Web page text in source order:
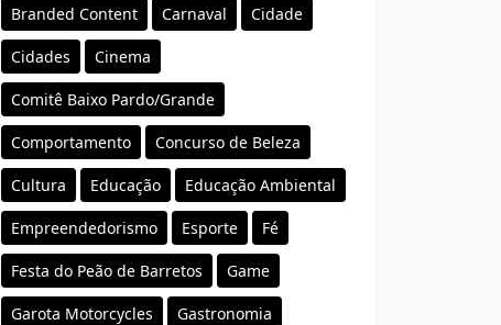
Branded Content Carnaval Cidade
Cidades Cinema
Comitê Baixo Pardo/Grande
Comportamento Concurso de Beleza
Cultura Educação Educação Ambiental
Empreendedorismo Esporte Fé
Festa do Peão de Barretos Game
Garota Motorcycles Gastronomia